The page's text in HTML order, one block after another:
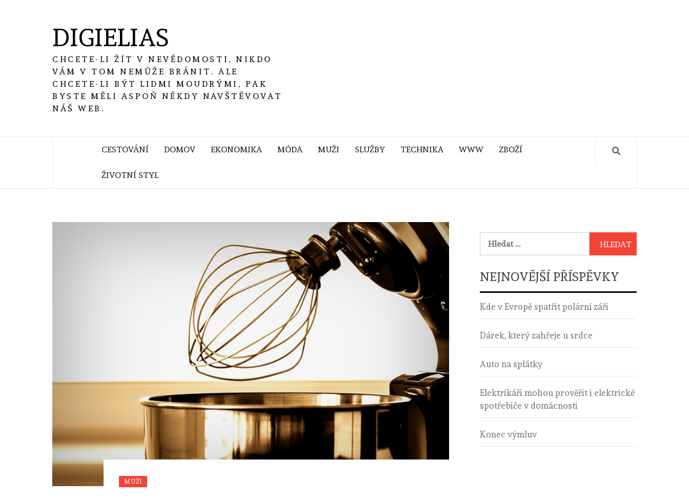
DIGIELIAS
CHCETE-LI ŽÍT V NEVĚDOMOSTI, NIKDO
VÁM V TOM NEMŮŽE BRÁNIT. ALE
CHCETE-LI BÝT LIDMI MOUDRÝMI, PAK
BYSTE MĚLI ASPOŇ NĚKDY NAVŠTĚVOVAT
NÁŠ WEB.
CESTOVÁNÍ DOMOV EKONOMIKA MÓDA MUŽI SLUŽBY TECHNIKA WWW ZBOŽÍ
ŽIVOTNÍ STYL
MUŽI
Vyhledávání
NEJNOVĚJŠÍ PŘÍSPĚVKY
Kde v Evropě spatřit polární záři
Dárek, který zahřeje u srdce
Auto na splátky
Elektrikáři mohou prověřit i elektrické
spotřebiče v domácnosti
Konec výmluv